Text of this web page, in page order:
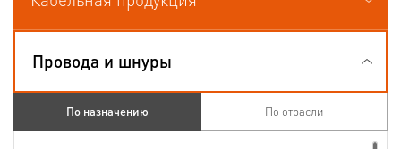
Провода и шнуры
По назначению По отрасли